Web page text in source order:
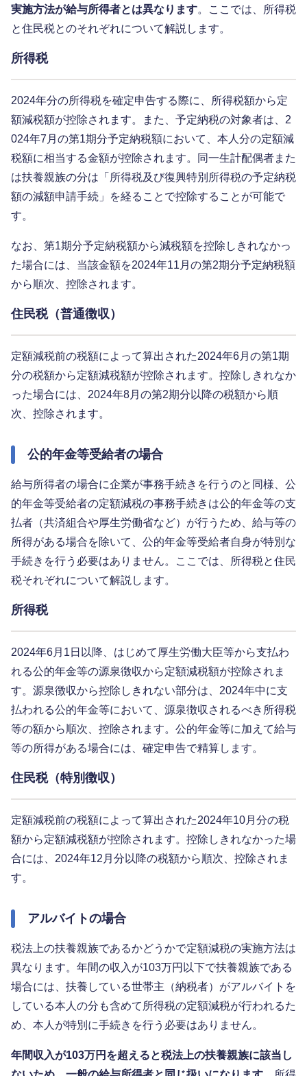
実施方法が給与所得者とは異なります。ここでは、所得税
と住民税とのそれぞれについて解説します。
所得税
2024年分の所得税を確定申告する際に、所得税額から定
額減税額が控除されます。また、予定納税の対象者は、2
024年7月の第1期分予定納税額において、本人分の定額減
税額に相当する金額が控除されます。同一生計配偶者また
は扶養親族の分は「所得税及び復興特別所得税の予定納税
額の減額申請手続」を経ることで控除することが可能で
す。
なお、第1期分予定納税額から減税額を控除しきれなかっ
た場合には、当該金額を2024年11月の第2期分予定納税額
から順次、控除されます。
住民税（普通徴収）
定額減税前の税額によって算出された2024年6月の第1期
分の税額から定額減税額が控除されます。控除しきれなか
った場合には、2024年8月の第2期分以降の税額から順
次、控除されます。
公的年金等受給者の場合
給与所得者の場合に企業が事務手続きを行うのと同様、公
的年金等受給者の定額減税の事務手続きは公的年金等の支
払者（共済組合や厚生労働省など）が行うため、給与等の
所得がある場合を除いて、公的年金等受給者自身が特別な
手続きを行う必要はありません。ここでは、所得税と住民
税それぞれについて解説します。
所得税
2024年6月1日以降、はじめて厚生労働大臣等から支払わ
れる公的年金等の源泉徴収から定額減税額が控除されま
す。源泉徴収から控除しきれない部分は、2024年中に支
払われる公的年金等において、源泉徴収されるべき所得税
等の額から順次、控除されます。公的年金等に加えて給与
等の所得がある場合には、確定申告で精算します。
住民税（特別徴収）
定額減税前の税額によって算出された2024年10月分の税
額から定額減税額が控除されます。控除しきれなかった場
合には、2024年12月分以降の税額から順次、控除されま
す。
アルバイトの場合
税法上の扶養親族であるかどうかで定額減税の実施方法は
異なります。年間の収入が103万円以下で扶養親族である
場合には、扶養している世帯主（納税者）がアルバイトを
している本人の分も含めて所得税の定額減税が行われるた
め、本人が特別に手続きを行う必要はありません。
年間収入が103万円を超えると税法上の扶養親族に該当し